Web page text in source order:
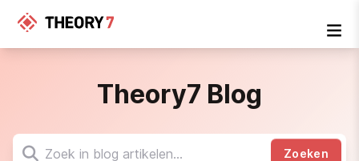
Theory7 Blog
Zoeken